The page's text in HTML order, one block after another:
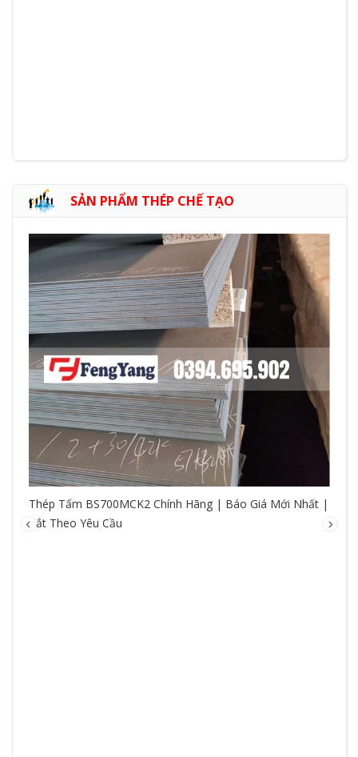
SẢN PHẨM THÉP CHẾ TẠO
Thép Tấm BS700MCK2 Chính Hãng | Báo Giá Mới Nhất |
Cắt Theo Yêu Cầu